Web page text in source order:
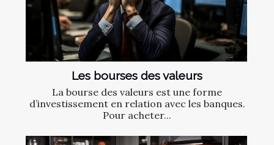
Les bourses des valeurs
La bourse des valeurs est une forme
d’investissement en relation avec les banques.
Pour acheter...